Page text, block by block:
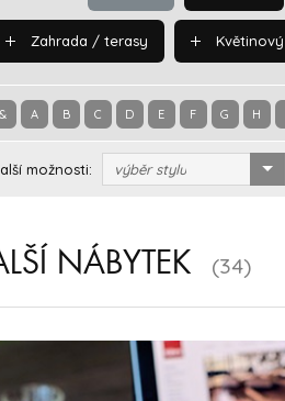
Zahrada / terasy
& A B C D E F G H
možnosti: výběr stylu
NÁBYTEK (34)